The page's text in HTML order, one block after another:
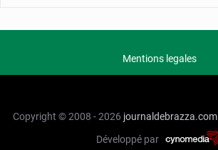
Mentions legales
Copyright © 2008 - 2026 journaldebrazza.com
Développé par